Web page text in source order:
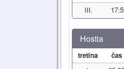
III.
Hostia
tretina čas